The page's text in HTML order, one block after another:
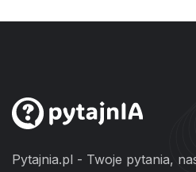
Pytajnia.pl - Twoje pytania,